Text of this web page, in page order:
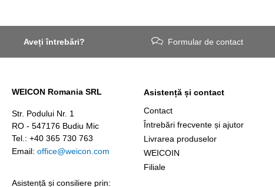
Aveți întrebări? Formular de contact
WEICON Romania SRL
Str. Podului Nr. 1
RO - 547176 Budiu Mic
Tel.: +40 365 730 763
Email: office@weicon.com
Asistență și consiliere prin:
Asistență și contact
Contact
Întrebări frecvente și ajutor
Livrarea produselor
WEICOIN
Filiale